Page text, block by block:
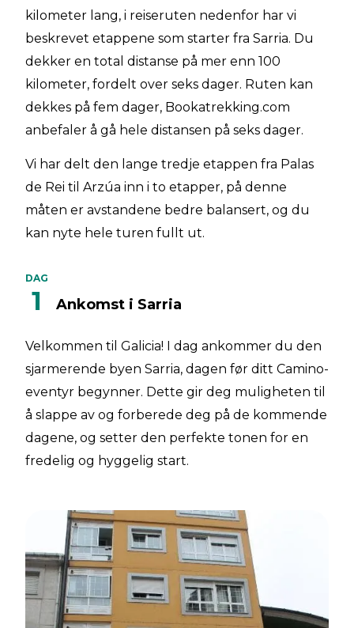
kilometer lang, i reiseruten nedenfor har vi
beskrevet etappene som starter fra Sarria. Du
dekker en total distanse på mer enn 100
kilometer, fordelt over seks dager. Ruten kan
dekkes på fem dager, Bookatrekking.com
anbefaler å gå hele distansen på seks dager.
Vi har delt den lange tredje etappen fra Palas
de Rei til Arzúa inn i to etapper, på denne
måten er avstandene bedre balansert, og du
kan nyte hele turen fullt ut.
DAG
1 Ankomst i Sarria
Velkommen til Galicia! I dag ankommer du den
sjarmerende byen Sarria, dagen før ditt Camino-
eventyr begynner. Dette gir deg muligheten til
å slappe av og forberede deg på de kommende
dagene, og setter den perfekte tonen for en
fredelig og hyggelig start.